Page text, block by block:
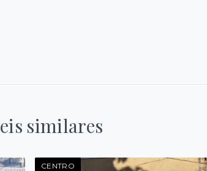
similares
CENTRO